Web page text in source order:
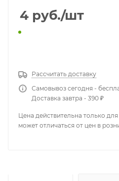
4 руб./шт
Рассчитать доставку
Самовывоз сегодня -
Доставка завтра - 390 ₽
Цена действительна только
может отличаться от цен в